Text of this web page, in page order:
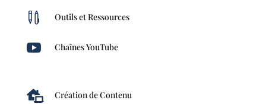
 Outils et Ressources
 Chaînes YouTube
 Création de Contenu